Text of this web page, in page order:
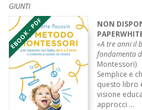
GIUNTI
EBOOK - PDF
NON
«A tre anni il
fondamenta
Montessori)
Semplice e
questo libro
visione
approcci ...